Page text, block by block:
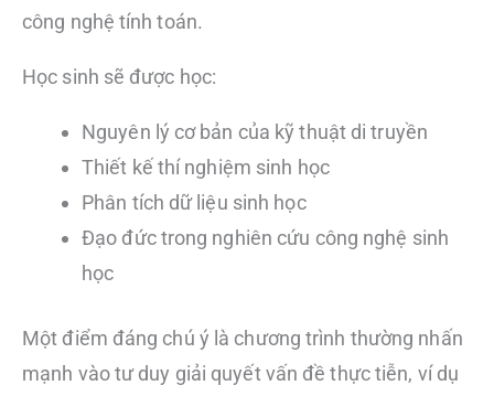
công nghệ tính toán.
Học sinh sẽ được học:
Nguyên lý cơ bản của kỹ thuật di truyền
Thiết kế thí nghiệm sinh học
Phân tích dữ liệu sinh học
Đạo đức trong nghiên cứu công nghệ sinh
học
Một điểm đáng chú ý là chương trình thường nhấn
mạnh vào tư duy giải quyết vấn đề thực tiễn, ví dụ